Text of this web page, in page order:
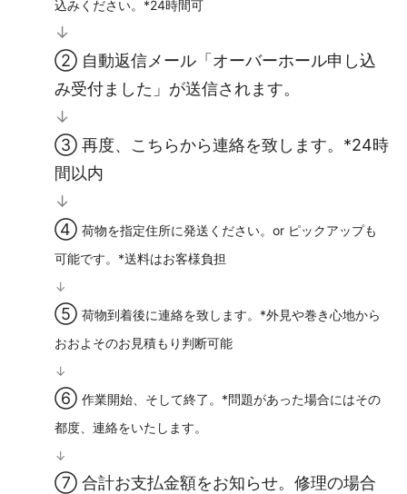
込みください。*24時間可
↓
② 自動返信メール「オーバーホール申し込
み受付ました」が送信されます。
↓
③ 再度、こちらから連絡を致します。*24時
間以内
↓
④ 荷物を指定住所に発送ください。or ピックアップも
可能です。*送料はお客様負担
↓
⑤ 荷物到着後に連絡を致します。*外見や巻き心地から
おおよそのお見積もり判断可能
↓
⑥ 作業開始、そして終了。*問題があった場合にはその
都度、連絡をいたします。
↓
⑦ 合計お支払金額をお知らせ。修理の場合